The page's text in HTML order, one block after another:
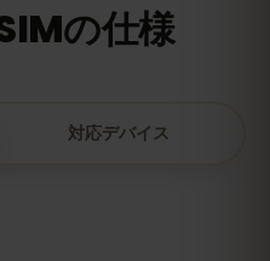
の仕様
対応デバイス